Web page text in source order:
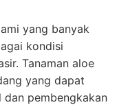
yang banyak
kondisi
Tanaman aloe
yang dapat
dan pembengkakan